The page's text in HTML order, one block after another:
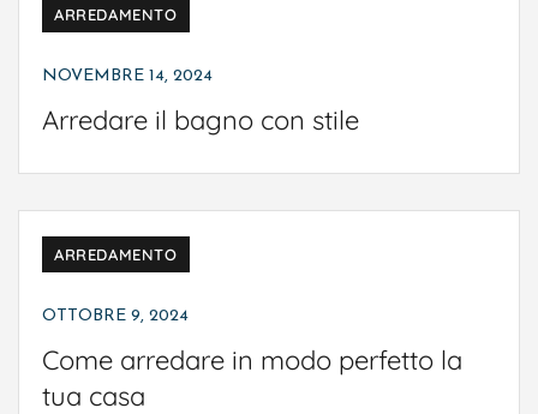
ARREDAMENTO
NOVEMBRE 14, 2024
Arredare il bagno con stile
ARREDAMENTO
OTTOBRE 9, 2024
Come arredare in modo perfetto la
tua casa